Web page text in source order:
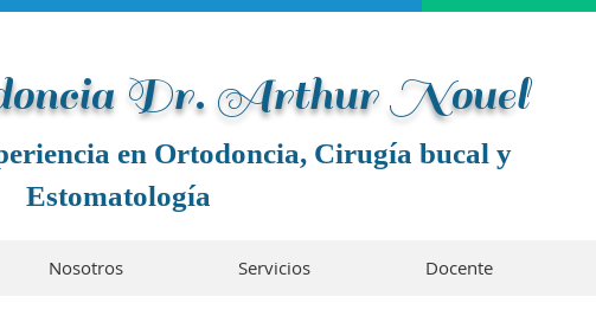
Dr. Arthur Nouel
en Ortodoncia, Cirugía bucal y
Estomatología
Nosotros Servicios Docente